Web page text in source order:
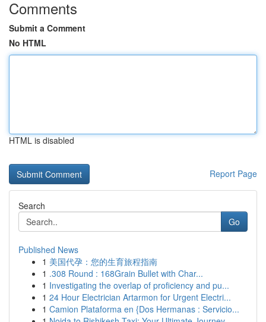
Comments
Submit a Comment
No HTML
HTML is disabled
Report Page
Search
Go
Published News
1 美国代孕：您的生育旅程指南
1 .308 Round : 168Grain Bullet with Char...
1 Investigating the overlap of proficiency and pu...
1 24 Hour Electrician Artarmon for Urgent Electri...
1 Camion Plataforma en {Dos Hermanas : Servicio...